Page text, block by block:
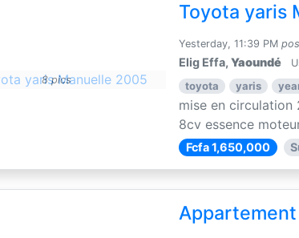
8 pics
Toyota yaris
Yesterday, 11:39 PM
Elig Effa,Yaoundé
toyota yaris
mise en
8cv essence
Fcfa 1,650,000